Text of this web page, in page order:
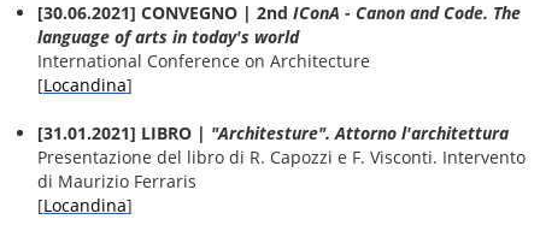
[30.06.2021] CONVEGNO | 2nd IConA - Canon and Code. The
language of arts in today's world
International Conference on Architecture
[Locandina]
[31.01.2021] LIBRO | "Architesture". Attorno l'architettura
Presentazione del libro di R. Capozzi e F. Visconti. Intervento
di Maurizio Ferraris
[Locandina]